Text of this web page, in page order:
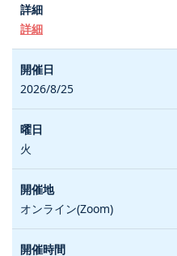
詳細
2026/8/25
火
オンライン(Zoom)